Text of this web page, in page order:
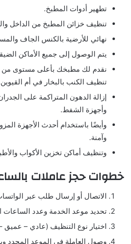
تطهير أدوات المطبخ.
تنظيف خزائن المطبخ من الداخل
نهائي للأرضية بالكنس الجاف
يتم الوصول إلى جميع الأماكن
نقدم لك مطبخك بأعلى مستوى من
تنظيف الكنب بالبخار في أم
إزالة الدهون المتراكمة على
وأجهزة الشفط.
وأيضًا باستخدام أحدث الأجهزة
وآمنة.
وتنظيف أماكن تخزين الأكواب
خطوات حجز عاملات
الاتصال أو إرسال طلب عبر
تحديد موعد الخدمة وعدد الساعات
اختيار نوع التنظيف (عادي –
وصول العاملة في الموعد المحدد